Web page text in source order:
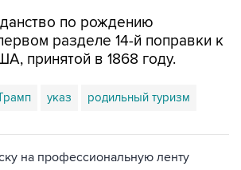
по рождению
разделе 14-й поправки к
принятой в 1868 году.
указ родильный туризм
на профессиональную ленту